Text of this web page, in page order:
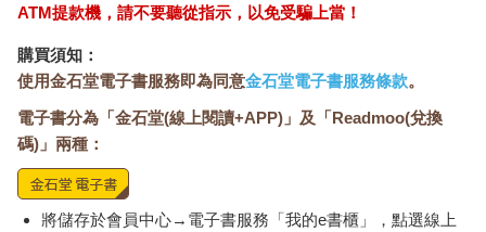
ATM提款機，請不要聽從指示，以免受騙上當！
購買須知：
使用金石堂電子書服務即為同意金石堂電子書服務條款。
電子書分為「金石堂(線上閱讀+APP)」及「Readmoo(兌換
碼)」兩種：
將儲存於會員中心→電子書服務「我的e書櫃」，點選線上